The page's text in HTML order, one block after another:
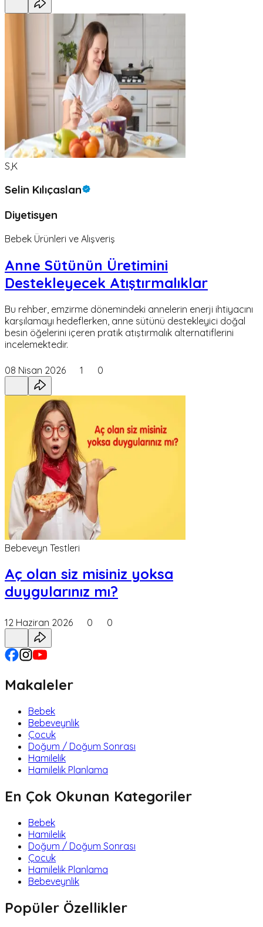
S,K
Selin Kılıçaslan
Diyetisyen
Bebek Ürünleri ve Alışveriş
Anne Sütünün Üretimini
Destekleyecek Atıştırmalıklar
Bu rehber, emzirme dönemindeki annelerin enerji ihtiyacını
karşılamayı hedeflerken, anne sütünü destekleyici doğal
besin öğelerini içeren pratik atıştırmalık alternatiflerini
incelemektedir.
08 Nisan 2026 1 0
Bebeveyn Testleri
Aç olan siz misiniz yoksa
duygularınız mı?
12 Haziran 2026 0 0
Makaleler
Bebek
Bebeveynlik
Çocuk
Doğum / Doğum Sonrası
Hamilelik
Hamilelik Planlama
En Çok Okunan Kategoriler
Bebek
Hamilelik
Doğum / Doğum Sonrası
Çocuk
Hamilelik Planlama
Bebeveynlik
Popüler Özellikler